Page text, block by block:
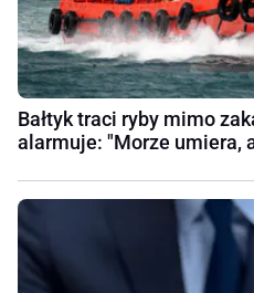
Bałtyk traci ryby mimo
alarmuje: "Morze umiera,